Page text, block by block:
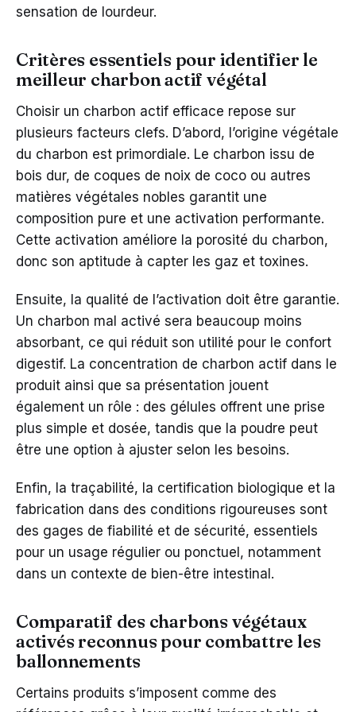
sensation de lourdeur.
Critères essentiels pour identifier le
meilleur charbon actif végétal
Choisir un charbon actif efficace repose sur
plusieurs facteurs clefs. D’abord, l’origine végétale
du charbon est primordiale. Le charbon issu de
bois dur, de coques de noix de coco ou autres
matières végétales nobles garantit une
composition pure et une activation performante.
Cette activation améliore la porosité du charbon,
donc son aptitude à capter les gaz et toxines.
Ensuite, la qualité de l’activation doit être garantie.
Un charbon mal activé sera beaucoup moins
absorbant, ce qui réduit son utilité pour le confort
digestif. La concentration de charbon actif dans le
produit ainsi que sa présentation jouent
également un rôle : des gélules offrent une prise
plus simple et dosée, tandis que la poudre peut
être une option à ajuster selon les besoins.
Enfin, la traçabilité, la certification biologique et la
fabrication dans des conditions rigoureuses sont
des gages de fiabilité et de sécurité, essentiels
pour un usage régulier ou ponctuel, notamment
dans un contexte de bien-être intestinal.
Comparatif des charbons végétaux
activés reconnus pour combattre les
ballonnements
Certains produits s’imposent comme des